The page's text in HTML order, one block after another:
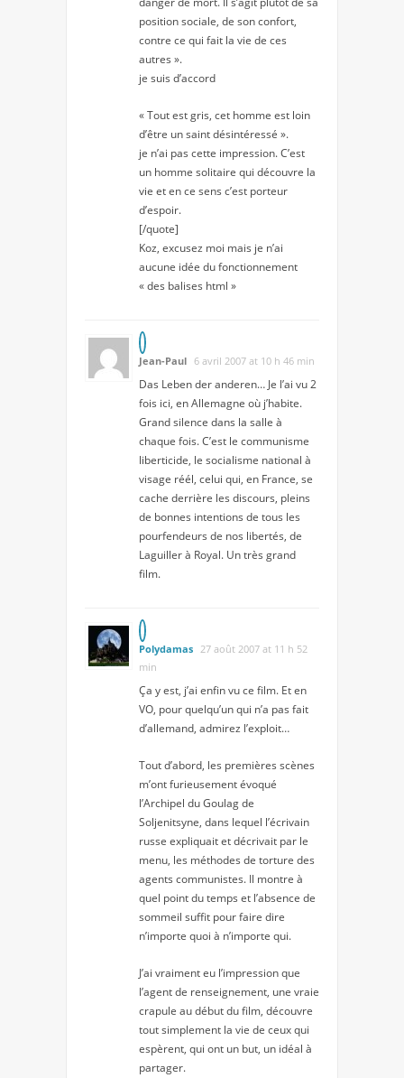
position sociale, de son confort,
contre ce qui fait la vie de ces
autres ».
je suis d’accord
« Tout est gris, cet homme est loin
d’être un saint désintéressé ».
je n’ai pas cette impression. C’est
un homme solitaire qui découvre la
vie et en ce sens c’est porteur
d’espoir.
[/quote]
Koz, excusez moi mais je n’ai
aucune idée du fonctionnement
« des balises html »
Jean-Paul 6 avril 2007 at 10 h 46 min
Das Leben der anderen… Je l’ai vu 2
fois ici, en Allemagne où j’habite.
Grand silence dans la salle à
chaque fois. C’est le communisme
liberticide, le socialisme national à
visage réél, celui qui, en France, se
cache derrière les discours, pleins
de bonnes intentions de tous les
pourfendeurs de nos libertés, de
Laguiller à Royal. Un très grand
film.
Polydamas 27 août 2007 at 11 h 52
min
Ça y est, j’ai enfin vu ce film. Et en
VO, pour quelqu’un qui n’a pas fait
d’allemand, admirez l’exploit…
Tout d’abord, les premières scènes
m’ont furieusement évoqué
l’Archipel du Goulag de
Soljenitsyne, dans lequel l’écrivain
russe expliquait et décrivait par le
menu, les méthodes de torture des
agents communistes. Il montre à
quel point du temps et l’absence de
sommeil suffit pour faire dire
n’importe quoi à n’importe qui.
J’ai vraiment eu l’impression que
l’agent de renseignement, une vraie
crapule au début du film, découvre
tout simplement la vie de ceux qui
espèrent, qui ont un but, un idéal à
partager.